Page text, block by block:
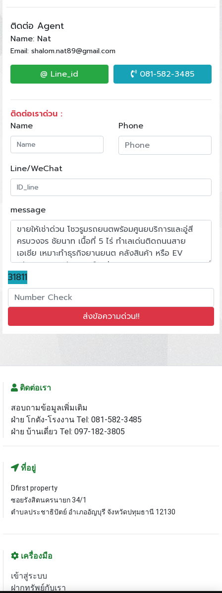
ติดต่อ Agent
Name: Nat
Email: shalom.nat89@gmail.com
@ Line_id 081-582-3485
ติดต่อเราด่วน :
Name
Phone
Line/WeChat
message
31811
ติดต่อเรา
สอบถามข้อมูลเพิ่มเติม
ฝ่าย โกดัง-โรงงาน Tel: 081-582-3485
ฝ่าย บ้านเดี่ยว Tel: 097-182-3805
ที่อยู่
Dfirst property
ซอยรังสิตนครนายก 34/1
ตำบลประชาธิปัตย์ อำเภออัญบุรี จังหวัดปทุมธานี 12130
เครื่องมือ
เข้าสู่ระบบ
ฝากทรัพย์กับเรา